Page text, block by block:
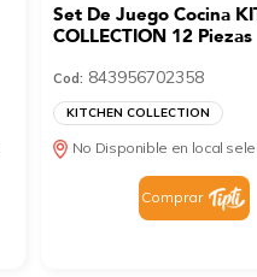
Set De Juego Cocina
COLLECTION 12 Piezas
Cod: 843956702358
KITCHEN COLLECTION
No Disponible en local
Comprar